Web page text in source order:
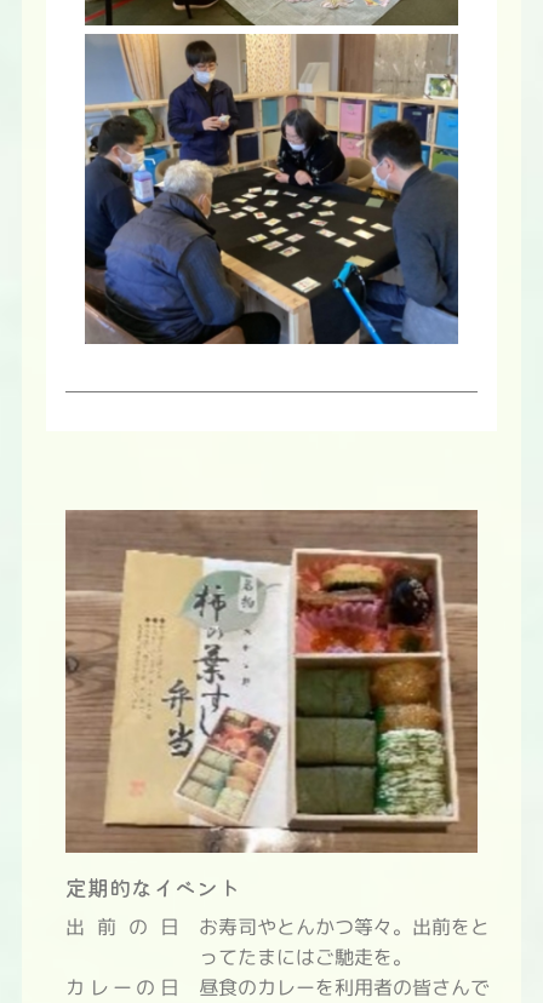
定期的なイベント
出前の日
お寿司やとんかつ等々。出前をと
ってたまにはご馳走を。
カレーの日
昼食のカレーを利用者の皆さんで